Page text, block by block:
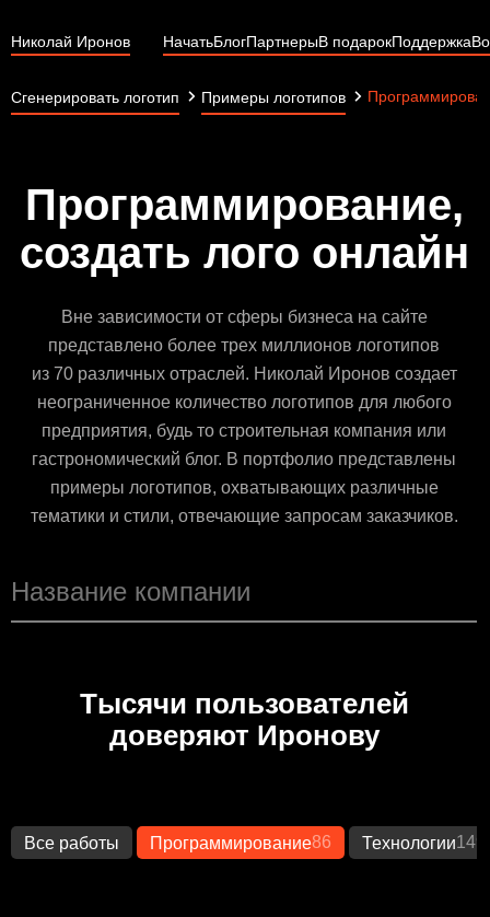
Николай Иронов НачатьБлогПартнерыВ подарокПоддержка
Сгенерировать логотип Примеры логотипов
Программирование,
создать лого онлайн
Вне зависимости от сферы бизнеса на сайте
представлено более трех миллионов логотипов
из 70 различных отраслей. Николай Иронов создает
неограниченное количество логотипов для любого
предприятия, будь то строительная компания или
гастрономический блог. В портфолио представлены
примеры логотипов, охватывающих различные
тематики и стили, отвечающие запросам заказчиков.
Тысячи пользователей
доверяют Иронову
Все работы Программирование86 Технологии